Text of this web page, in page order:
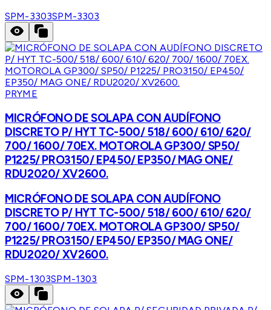
SPM-3303SPM-3303
PRYME
MICRÓFONO DE SOLAPA CON AUDÍFONO
DISCRETO P/ HYT TC-500/ 518/ 600/ 610/ 620/
700/ 1600/ 70EX. MOTOROLA GP300/ SP50/
P1225/ PRO3150/ EP450/ EP350/ MAG ONE/
RDU2020/ XV2600.
MICRÓFONO DE SOLAPA CON AUDÍFONO
DISCRETO P/ HYT TC-500/ 518/ 600/ 610/ 620/
700/ 1600/ 70EX. MOTOROLA GP300/ SP50/
P1225/ PRO3150/ EP450/ EP350/ MAG ONE/
RDU2020/ XV2600.
SPM-1303SPM-1303